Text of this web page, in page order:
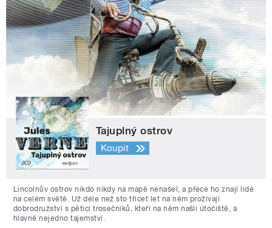
Tajuplný ostrov
Koupit
Lincolnův ostrov nikdo nikdy na mapě nenašel, a přece ho znají lidé
na celém světě. Už déle než sto třicet let na něm prožívají
dobrodružství s pěticí trosečníků, kteří na něm našli útočiště, a
hlavně nejedno tajemství.